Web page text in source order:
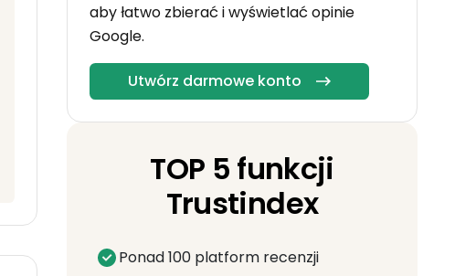
aby łatwo zbierać i wyświetlać opinie
Google.
Utwórz darmowe konto
TOP 5 funkcji
Trustindex
Ponad 100 platform recenzji